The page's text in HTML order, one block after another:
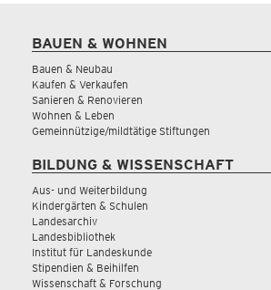
BAUEN & WOHNEN
Bauen & Neubau
Kaufen & Verkaufen
Sanieren & Renovieren
Wohnen & Leben
Gemeinnützige/mildtätige Stiftungen
BILDUNG & WISSENSCHAFT
Aus- und Weiterbildung
Kindergärten & Schulen
Landesarchiv
Landesbibliothek
Institut für Landeskunde
Stipendien & Beihilfen
Wissenschaft & Forschung